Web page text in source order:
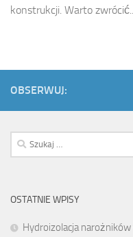
konstrukcji. Warto zwrócić...
OBSERWUJ:
Szukaj:
OSTATNIE WPISY
Hydroizolacja narożników